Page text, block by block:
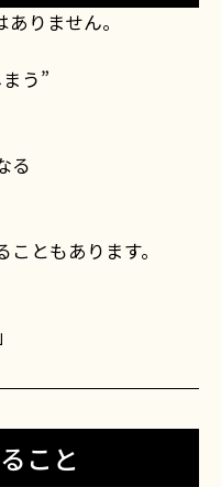
りません。
う”
る
ともあります。
こと